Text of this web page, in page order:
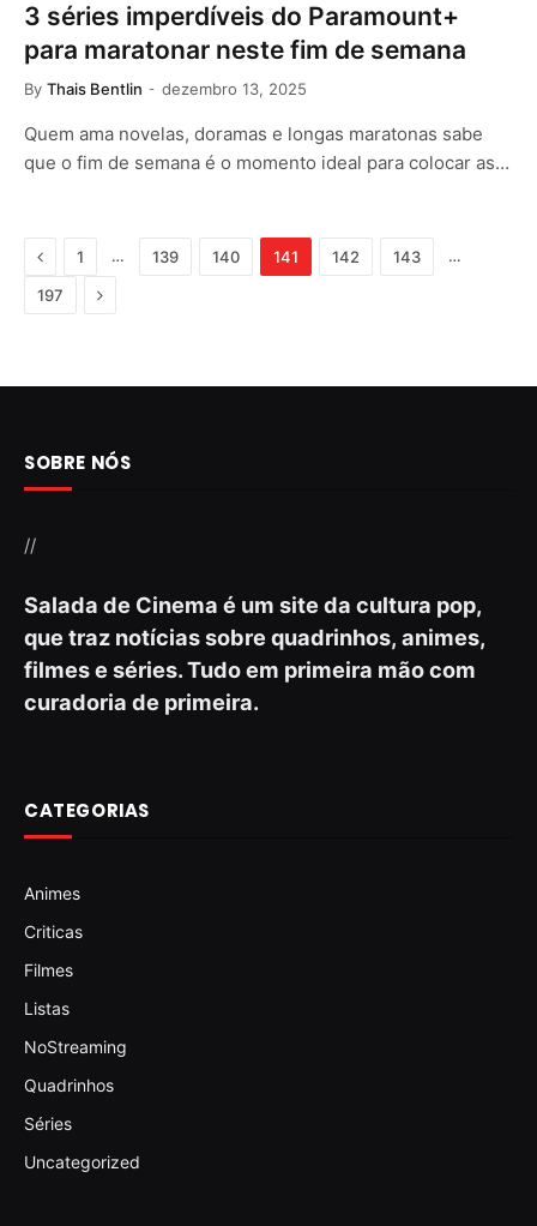
3 séries imperdíveis do Paramount+
para maratonar neste fim de semana
By Thais Bentlin dezembro 13, 2025
Quem ama novelas, doramas e longas maratonas sabe
que o fim de semana é o momento ideal para colocar as…
Previous
1 … 139 140 141 142 143 …
197 Next
SOBRE NÓS
//
Salada de Cinema é um site da cultura pop,
que traz notícias sobre quadrinhos, animes,
filmes e séries. Tudo em primeira mão com
curadoria de primeira.
CATEGORIAS
Animes
Criticas
Filmes
Listas
NoStreaming
Quadrinhos
Séries
Uncategorized